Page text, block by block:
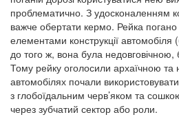
проблематично. З удосконаленням
важче обертати кермо. Рейка
елементами конструкції
до того ж, вона була
Тому рейку оголосили архаїчною
автомобілях почали
з глобоїдальним черв’яком та
через зубчатий сектор або роли.